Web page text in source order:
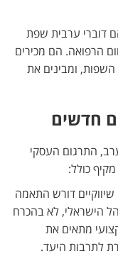
דוברי ערבית שפת
הרפואה. הם מכירים
השפות, ומבינים את
חדשים
התרגום העסקי
מקיף כולל:
דורש התאמה
הישראלי, לא בהכרח
מתאים את
לתרבות היעד.